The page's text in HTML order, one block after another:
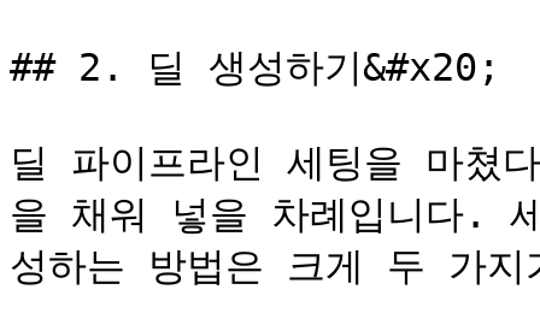
## 2. 딜 생성하기&#x20;
딜 파이프라인 세팅을 마쳤
을 채워 넣을 차례입니다.
성하는 방법은 크게 두 가